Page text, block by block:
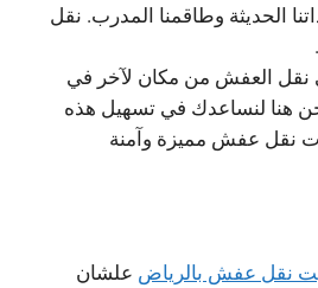
الحديثة وطاقمنا المدرب. نقل
نقل العفش من مكان لآخر في
هنا لنساعدك في تسهيل هذه
نقل عفش مميزة وآمنة
نقل عفش بالرياض علشان